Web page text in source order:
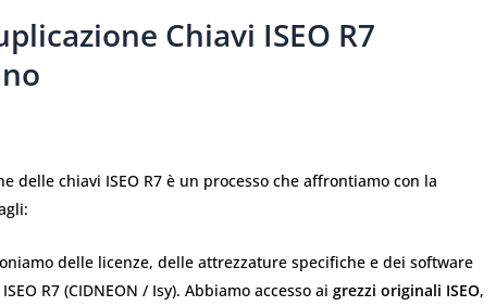
Chiavi ISEO R7
delle chiavi ISEO R7 è un processo che affrontiamo con la
delle licenze, delle attrezzature specifiche e dei software
R7 (CIDNEON / Isy). Abbiamo accesso ai grezzi originali ISEO,